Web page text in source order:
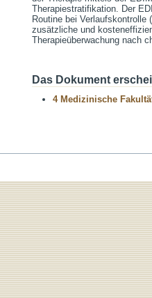
Therapiestratifikation. Der
Routine bei
zusätzliche und
Therapieüberwachung nach
Das Dokument
4 Medizinische